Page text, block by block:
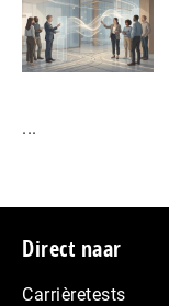
...
Footer
Direct naar
Carrièretests